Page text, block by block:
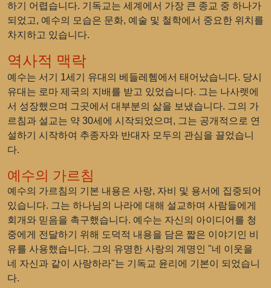
하기 어렵습니다. 기독교는 세계에서 가장 큰 종교 중 하나가
되었고, 예수의 모습은 문화, 예술 및 철학에서 중요한 위치를
차지하고 있습니다.
역사적 맥락
예수는 서기 1세기 유대의 베들레헴에서 태어났습니다. 당시
유대는 로마 제국의 지배를 받고 있었습니다. 그는 나사렛에
서 성장했으며 그곳에서 대부분의 삶을 보냈습니다. 그의 가
르침과 설교는 약 30세에 시작되었으며, 그는 공개적으로 연
설하기 시작하여 추종자와 반대자 모두의 관심을 끌었습니
다.
예수의 가르침
예수의 가르침의 기본 내용은 사랑, 자비 및 용서에 집중되어
있습니다. 그는 하나님의 나라에 대해 설교하며 사람들에게
회개와 믿음을 촉구했습니다. 예수는 자신의 아이디어를 청
중에게 전달하기 위해 도덕적 내용을 담은 짧은 이야기인 비
유를 사용했습니다. 그의 유명한 사랑의 계명인 "네 이웃을
네 자신과 같이 사랑하라"는 기독교 윤리에 기본이 되었습니
다.